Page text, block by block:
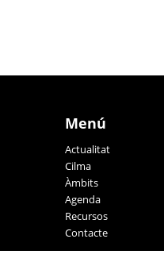
Menú
Actualitat
Cilma
Àmbits
Agenda
Recursos
Contacte